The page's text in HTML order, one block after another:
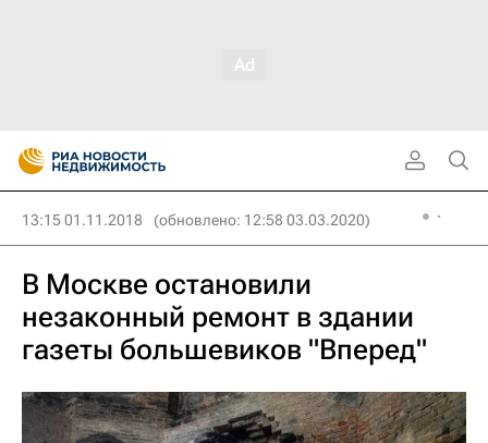
13:15 01.11.2018 (обновлено: 12:58 03.03.2020)
В Москве остановили
незаконный ремонт в здании
газеты большевиков "Вперед"